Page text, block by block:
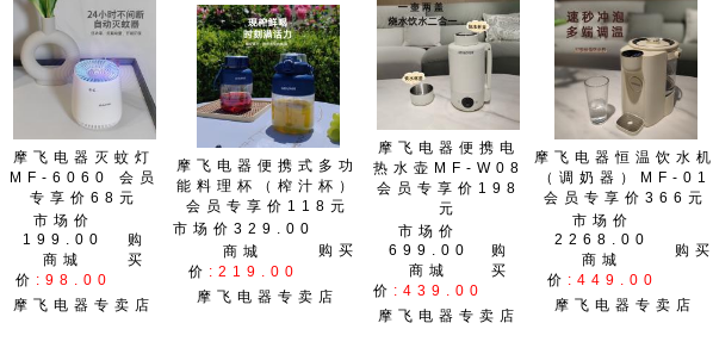
摩飞电器灭蚊灯
MF-6060 会员
专享价68元
市场价
199.00
购
买
商城
价 :98.00
摩飞电器专卖店
摩飞电器便携式多功
能料理杯（榨汁杯）
会员专享价118元
市场价329.00
购买
商城
价 :219.00
摩飞电器专卖店
摩飞电器便携电
热水壶MF-W08
会员专享价198
元
市场价
699.00
购
买
商城
价 :439.00
摩飞电器专卖店
摩飞电器恒温饮水机
（调奶器）MF-01
会员专享价366元
市场价
2268.00
购买
商城
价 :449.00
摩飞电器专卖店